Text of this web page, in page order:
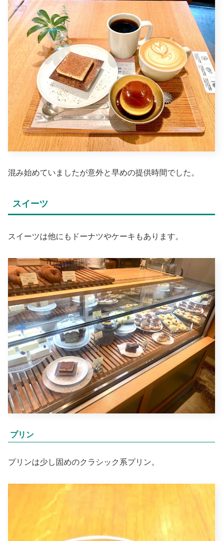
混み始めていましたが意外と早めの提供時間でした。
スイーツ
スイーツは他にもドーナツやケーキもあります。
プリン
プリンは少し固めのクラシック系プリン。